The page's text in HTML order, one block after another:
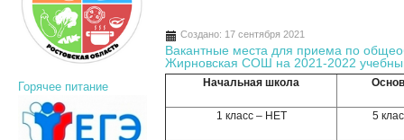
Создано: 17 сентября 2021
Вакантные места для приема по
Жирновская СОШ на 2021-2022
Начальная школа
1 класс – НЕТ 5
Горячее питание